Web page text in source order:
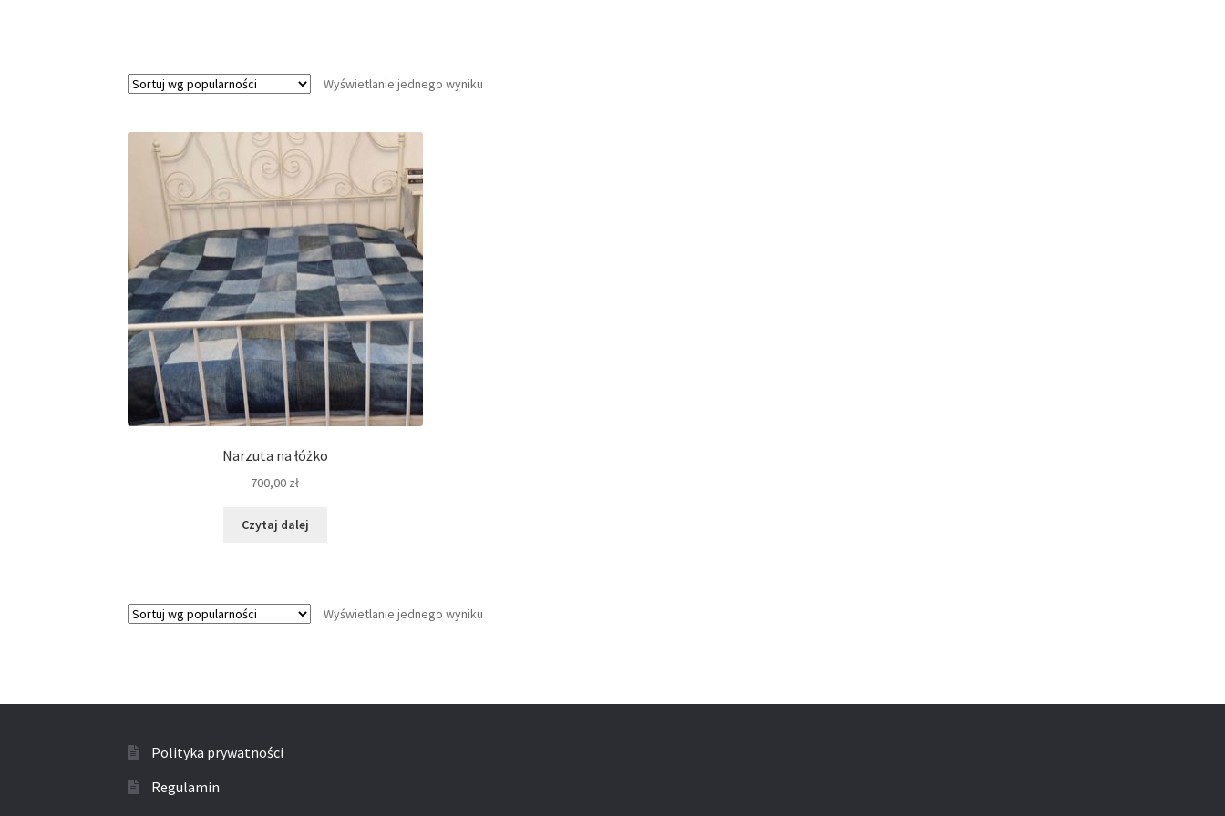
Wyświetlanie jednego wyniku
Narzuta na łóżko
700,00 zł
Czytaj dalej
Wyświetlanie jednego wyniku
Polityka prywatności
Regulamin